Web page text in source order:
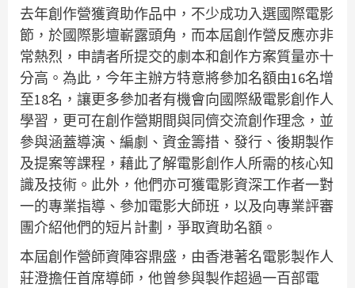
去年創作營獲資助作品中，不少成功入選國際電影
節，於國際影壇嶄露頭角，而本屆創作營反應亦非
常熱烈，申請者所提交的劇本和創作方案質量亦十
分高。為此，今年主辦方特意將參加名額由16名增
至18名，讓更多參加者有機會向國際級電影創作人
學習，更可在創作營期間與同儕交流創作理念，並
參與涵蓋導演、編劇、資金籌措、發行、後期製作
及提案等課程，藉此了解電影創作人所需的核心知
識及技術。此外，他們亦可獲電影資深工作者一對
一的專業指導、參加電影大師班，以及向專業評審
團介紹他們的短片計劃，爭取資助名額。
本屆創作營師資陣容鼎盛，由香港著名電影製作人
莊澄擔任首席導師，他曾參與製作超過一百部電